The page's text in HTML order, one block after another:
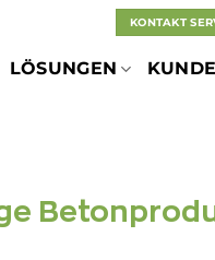
KONTAKT
LÖSUNGEN